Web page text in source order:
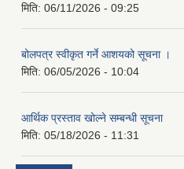
मिति: 06/11/2026 - 09:25
बोलपत्र स्वीकृत गर्ने आशयको सूचना ।
मिति: 06/05/2026 - 10:04
आर्थिक प्रस्ताव खोल्ने सम्बन्धी सूचना
मिति: 05/18/2026 - 11:31